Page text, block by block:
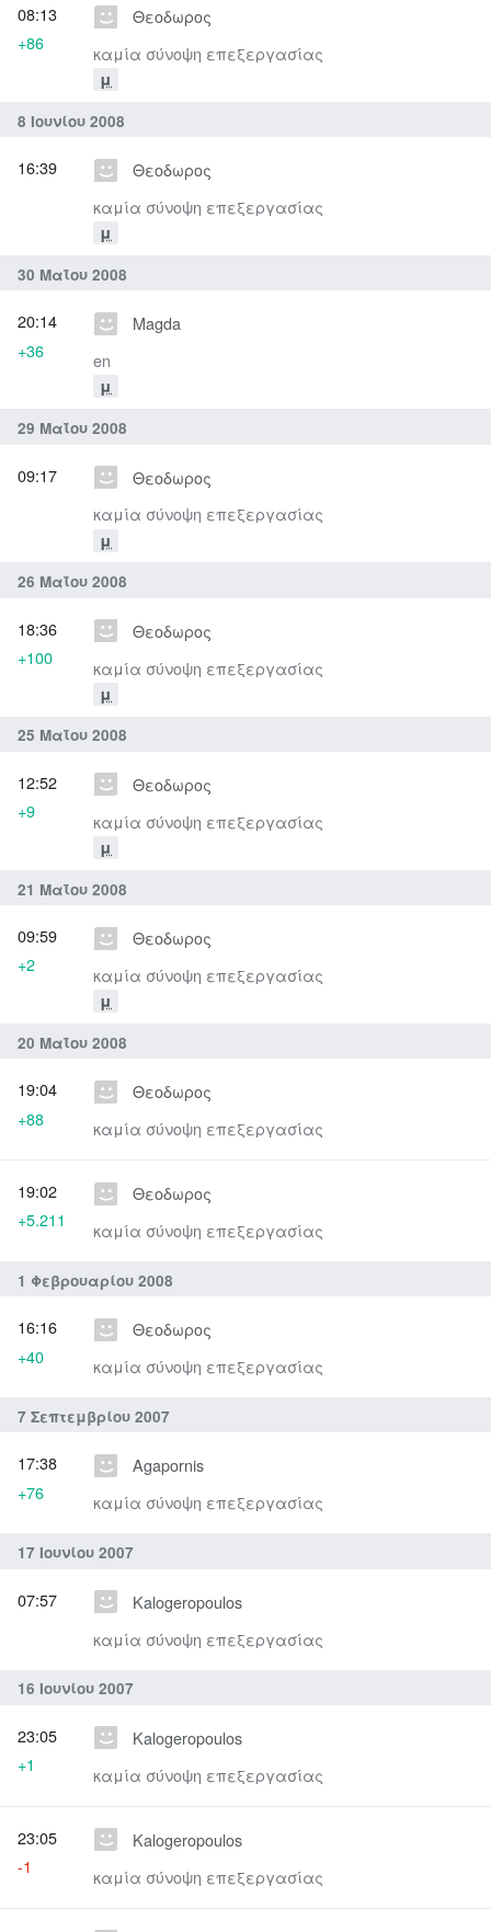
Θεοδωρος
καμία σύνοψη επεξεργασίας
μ
08:13
+86
8 Ιουνίου 2008
Θεοδωρος
καμία σύνοψη επεξεργασίας
μ
16:39
30 Μαΐου 2008
Magda
en
μ
20:14
+36
29 Μαΐου 2008
Θεοδωρος
καμία σύνοψη επεξεργασίας
μ
09:17
26 Μαΐου 2008
Θεοδωρος
καμία σύνοψη επεξεργασίας
μ
18:36
+100
25 Μαΐου 2008
Θεοδωρος
καμία σύνοψη επεξεργασίας
μ
12:52
+9
21 Μαΐου 2008
Θεοδωρος
καμία σύνοψη επεξεργασίας
μ
09:59
+2
20 Μαΐου 2008
Θεοδωρος
καμία σύνοψη επεξεργασίας
19:04
+88
Θεοδωρος
καμία σύνοψη επεξεργασίας
19:02
+5.211
1 Φεβρουαρίου 2008
Θεοδωρος
καμία σύνοψη επεξεργασίας
16:16
+40
7 Σεπτεμβρίου 2007
Agapornis
καμία σύνοψη επεξεργασίας
17:38
+76
17 Ιουνίου 2007
Kalogeropoulos
καμία σύνοψη επεξεργασίας
07:57
16 Ιουνίου 2007
Kalogeropoulos
καμία σύνοψη επεξεργασίας
23:05
+1
Kalogeropoulos
καμία σύνοψη επεξεργασίας
23:05
-1